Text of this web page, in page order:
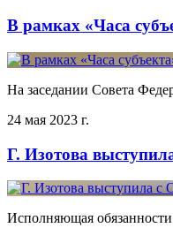
В рамках «Часа
На заседании Совета
24 мая 2023 г.
Г. Изотова
Исполняющая